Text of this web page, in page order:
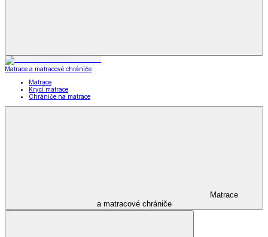
Matrace a matracové chrániče
Matrace
Krycí matrace
Chrániče na matrace
Matrace
a matracové chrániče